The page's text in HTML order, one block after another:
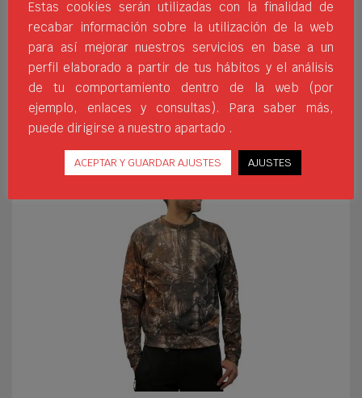
de Camuflaje , con diseño clásico de cuello
redondo y ajustable en los puños y cinturilla.
Cuenta con un tallaje que va desde la XS hasta la
XXL y que permite la personalización completa a
través de diferentes técnicas como la serigrafía,
el transfer o el vinilo.
Estas cookies serán utilizadas con la finalidad de
recabar información sobre la utilización de la web
para así mejorar nuestros servicios en base a un
perfil elaborado a partir de tus hábitos y el análisis
de tu comportamiento dentro de la web (por
ejemplo, enlaces y consultas). Para saber más,
puede dirigirse a nuestro apartado .
ACEPTAR Y GUARDAR AJUSTES AJUSTES